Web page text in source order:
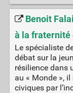
Benoit
à la fraternité
Le spécialiste
débat sur la
résilience dans
au « Monde »,
civiques par